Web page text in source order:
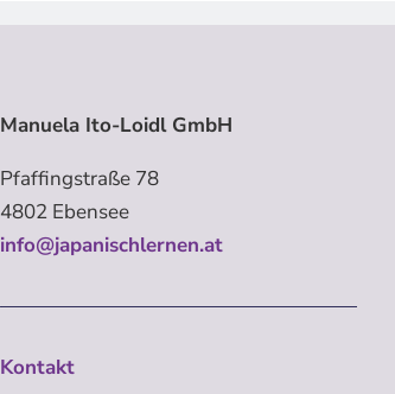
Manuela Ito-Loidl GmbH
Pfaffingstraße 78
4802 Ebensee
info@japanischlernen.at
Kontakt